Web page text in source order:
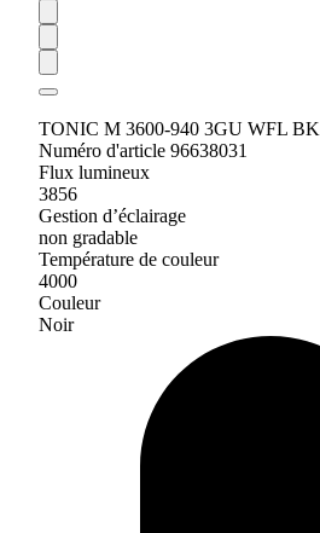
TONIC M 3600-940 3GU WFL BK
Numéro d'article 96638031
Flux lumineux
3856
Gestion d’éclairage
non gradable
Température de couleur
4000
Couleur
Noir